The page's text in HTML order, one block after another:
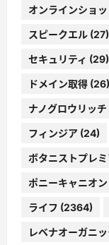
オンラインショ
スピークエル (27)
セキュリティ (29)
ドメイン取得 (26)
ナノグロウリッチ
フィンジア (24)
ボタニストプレ
ポニーキャニオン
ライフ (2364)
レベナオーガニ